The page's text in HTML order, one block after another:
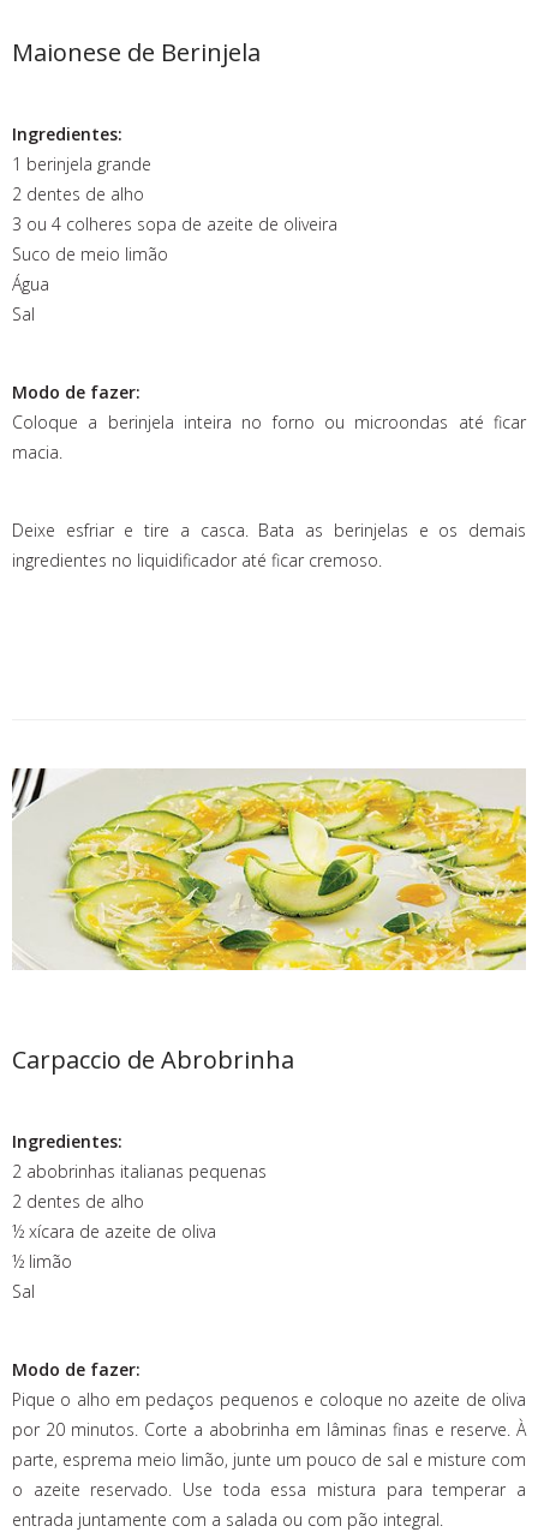
Maionese de Berinjela
Ingredientes:
1 berinjela grande
2 dentes de alho
3 ou 4 colheres sopa de azeite de oliveira
Suco de meio limão
Água
Sal
Modo de fazer:
Coloque a berinjela inteira no forno ou microondas até ficar
macia.
Deixe esfriar e tire a casca. Bata as berinjelas e os demais
ingredientes no liquidificador até ficar cremoso.
Carpaccio de Abrobrinha
Ingredientes:
2 abobrinhas italianas pequenas
2 dentes de alho
½ xícara de azeite de oliva
½ limão
Sal
Modo de fazer:
Pique o alho em pedaços pequenos e coloque no azeite de oliva
por 20 minutos. Corte a abobrinha em lâminas finas e reserve. À
parte, esprema meio limão, junte um pouco de sal e misture com
o azeite reservado. Use toda essa mistura para temperar a
entrada juntamente com a salada ou com pão integral.